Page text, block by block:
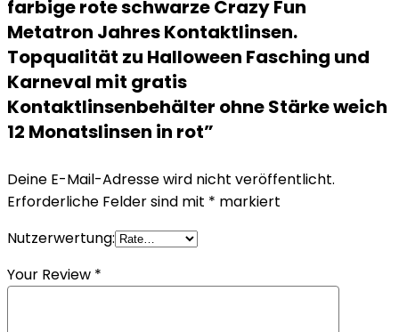
farbige rote schwarze Crazy Fun
Metatron Jahres Kontaktlinsen.
Topqualität zu Halloween Fasching und
Karneval mit gratis
Kontaktlinsenbehälter ohne Stärke weich
12 Monatslinsen in rot”
Deine E-Mail-Adresse wird nicht veröffentlicht.
Erforderliche Felder sind mit * markiert
Nutzerwertung:
Your Review *